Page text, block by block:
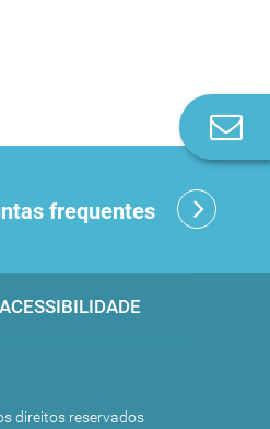
frequentes
ACESSIBILIDADE
direitos reservados